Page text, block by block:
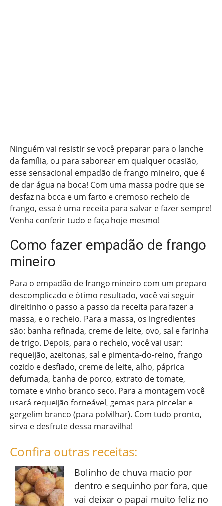
Ninguém vai resistir se você preparar para o lanche
da família, ou para saborear em qualquer ocasião,
esse sensacional empadão de frango mineiro, que é
de dar água na boca! Com uma massa podre que se
desfaz na boca e um farto e cremoso recheio de
frango, essa é uma receita para salvar e fazer sempre!
Venha conferir tudo e faça hoje mesmo!
Como fazer empadão de frango
mineiro
Para o empadão de frango mineiro com um preparo
descomplicado e ótimo resultado, você vai seguir
direitinho o passo a passo da receita para fazer a
massa, e o recheio. Para a massa, os ingredientes
são: banha refinada, creme de leite, ovo, sal e farinha
de trigo. Depois, para o recheio, você vai usar:
requeijão, azeitonas, sal e pimenta-do-reino, frango
cozido e desfiado, creme de leite, alho, páprica
defumada, banha de porco, extrato de tomate,
tomate e vinho branco seco. Para a montagem você
usará requeijão forneável, gemas para pincelar e
gergelim branco (para polvilhar). Com tudo pronto,
sirva e desfrute dessa maravilha!
Confira outras receitas:
Bolinho de chuva macio por
dentro e sequinho por fora, que
vai deixar o papai muito feliz no